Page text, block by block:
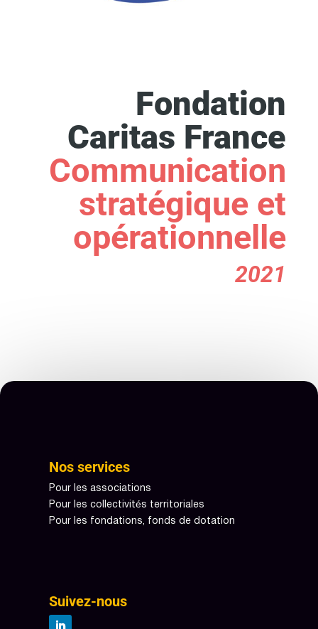
Fondation
Caritas France
Communication
stratégique et
opérationnelle
2021
Nos services
Pour les associations
Pour les collectivités territoriales
Pour les fondations, fonds de dotation
Suivez-nous